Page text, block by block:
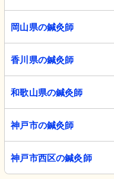
岡山県の鍼灸師
香川県の鍼灸師
和歌山県の鍼灸師
神戸市の鍼灸師
神戸市西区の鍼灸師